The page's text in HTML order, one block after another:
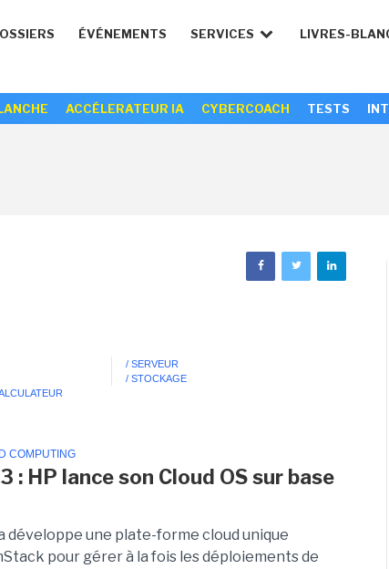
ÉVÉNEMENTS SERVICES LIVRES-
ACCÉLERATEUR IA CYBERCOACH TESTS
/ SERVEUR
/ STOCKAGE
COMPUTING
: HP lance son Cloud OS sur base
développe une plate-forme cloud unique
pour gérer à la fois les déploiements de